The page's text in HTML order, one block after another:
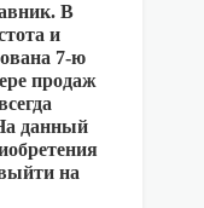
В
и
7-ю
продаж
данный
на